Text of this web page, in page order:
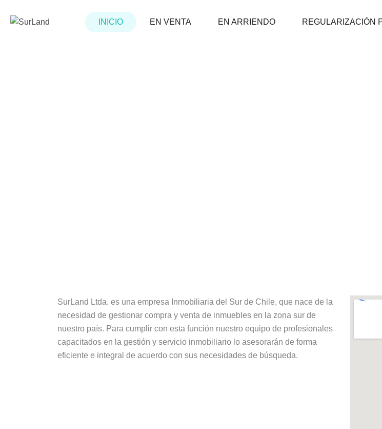
EN VENTA EN ARRIENDO
INICIO EN VENTA EN ARRIENDO REGULARIZACIÓN
SurLand Ltda. es una empresa Inmobiliaria del Sur de Chile, que nace de la
necesidad de gestionar compra y venta de inmuebles en la zona sur de
nuestro país. Para cumplir con esta función nuestro equipo de profesionales
capacitados en la gestión y servicio inmobiliario lo asesorarán de forma
eficiente e integral de acuerdo con sus necesidades de búsqueda.